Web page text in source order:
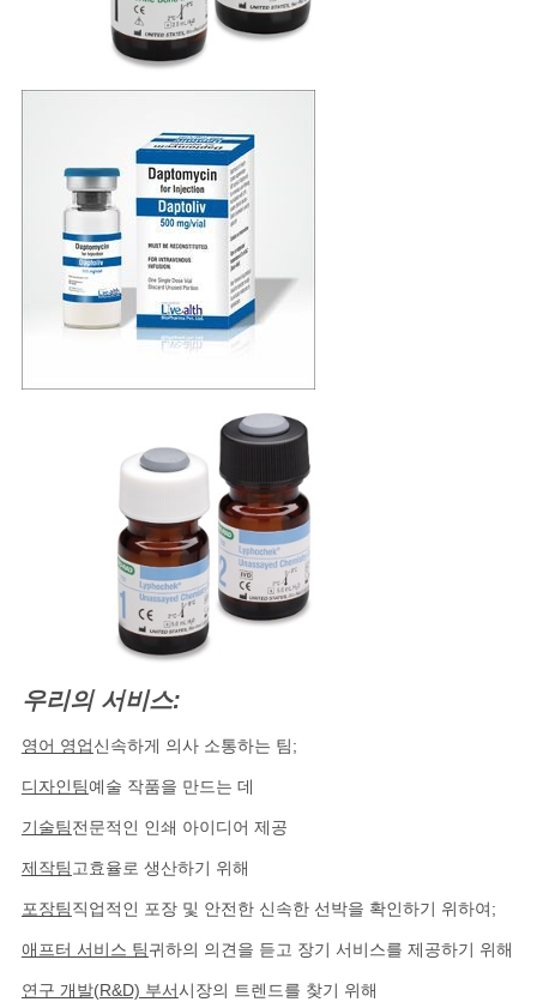
우리의 서비스:
영어 영업신속하게 의사 소통하는 팀;
디자인팀예술 작품을 만드는 데
기술팀전문적인 인쇄 아이디어 제공
제작팀고효율로 생산하기 위해
포장팀직업적인 포장 및 안전한 신속한 선박을 확인하기 위하여;
애프터 서비스 팀귀하의 의견을 듣고 장기 서비스를 제공하기 위해
연구 개발(R&D) 부서시장의 트렌드를 찾기 위해